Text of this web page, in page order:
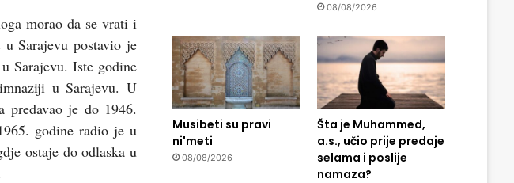
morao da se vrati i
Sarajevu postavio je
Sarajevu. Iste godine
u Sarajevu. U
predavao je do 1946.
godine radio je u
ostaje do odlaska u
08/08/2026
Musibeti su pravi
ni'meti
08/08/2026
Šta je Muhammed,
a.s., učio prije predaje
selama i poslije
namaza?